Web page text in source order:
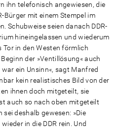
ihn telefonisch angewiesen, die
Bürger mit einem Stempel im
Schubweise seien danach DDR-
hineingelassen und wiederum
Tor in den Westen förmlich
der »Ventillösung« auch
ein Unsinn«, sagt Manfred
kein realistisches Bild von der
ihnen doch mitgeteilt, sie
auch so nach oben mitgeteilt
sei deshalb gewesen: »Die
in die DDR rein. Und